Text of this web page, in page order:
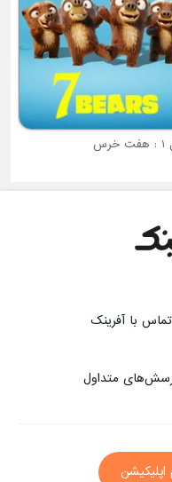
تماس با آفرینک
متداول
اپلیکیشن